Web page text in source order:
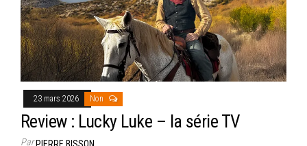
23 mars 2026 Non
Review : Lucky Luke – la série TV
Par